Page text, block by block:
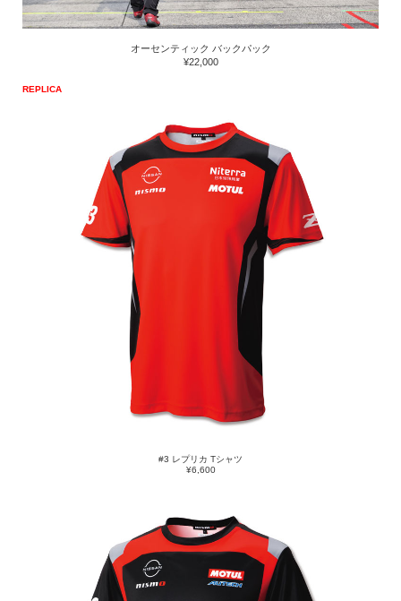
オーセンティック バックパック
¥22,000
REPLICA
#3 レプリカ Tシャツ
¥6,600